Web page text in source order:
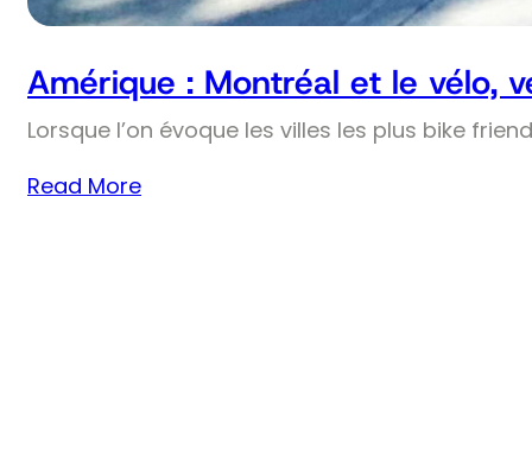
Amérique : Montréal et le vélo,
Lorsque l’on évoque les villes les plus bike
Read More